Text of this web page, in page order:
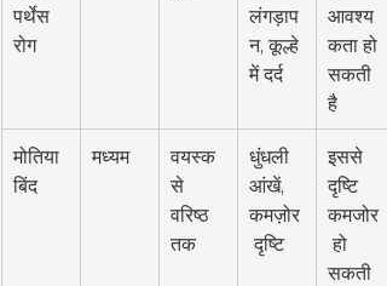
पर्थेस
रोग
लंगड़ाप
न, कूल्हे
में दर्द
आवश्य
कता हो
सकती
है
मोतिया
बिंद
मध्यम
वयस्क
से
वरिष्ठ
तक
धुंधली
आंखें,
कमज़ोर
दृष्टि
इससे
दृष्टि
कमजोर
हो
सकती